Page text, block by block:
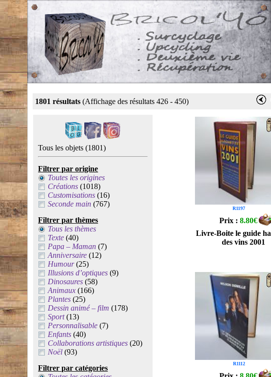
1801 résultats (Affichage des résultats 426 - 450)
Tous les objets(1801)
Filtrer par origine
Toutes les origines
Créations (1018)
Customisations (16)
Seconde main (767)
Filtrer par thèmes
Tous les thèmes
Texte (40)
Papa – Maman (7)
Anniversaire (12)
Humour(25)
Illusions d’optiques (9)
Dinosaures (58)
Animaux (166)
Plantes (25)
Dessin animé – film (178)
Sport(13)
Personnalisable (7)
Enfants (40)
Collaborations artistiques (20)
Noël (93)
Filtrer par catégories
R1197
Prix :8.80€
Livre-Boite le guide
des vins 2001
R1112